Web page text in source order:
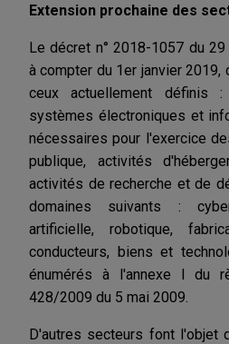
Extension prochaine des
Le décret n° 2018-1057 du
à compter du 1er janvier 2019,
ceux actuellement définis :
systèmes électroniques et
nécessaires pour l'exercice
publique, activités
activités de recherche et de
domaines suivants :
artificielle, robotique,
conducteurs, biens et
énumérés à l'annexe I du
428/2009 du 5 mai 2009.
D'autres secteurs font l'objet